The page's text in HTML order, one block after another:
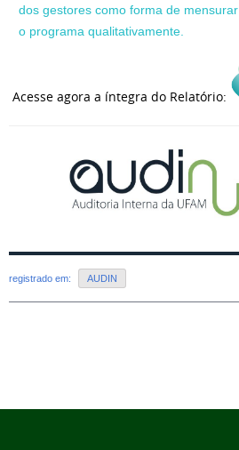
dos gestores como forma de mensurar
o programa qualitativamente
Acesse agora a íntegra do Relatório:
registrado em: AUDIN